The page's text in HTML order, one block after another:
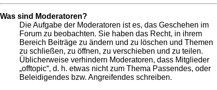
Was sind Moderatoren?
Die Aufgabe der Moderatoren ist es, das Geschehen im
Forum zu beobachten. Sie haben das Recht, in ihrem
Bereich Beiträge zu ändern und zu löschen und Themen
zu schließen, zu öffnen, zu verschieben und zu teilen.
Üblicherweise verhindern Moderatoren, dass Mitglieder
„offtopic“, d. h. etwas nicht zum Thema Passendes, oder
Beleidigendes bzw. Angreifendes schreiben.